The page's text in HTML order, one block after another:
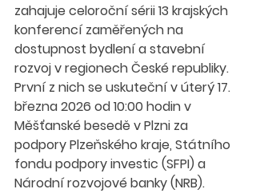
zahajuje celoroční sérii 13 krajských
konferencí zaměřených na
dostupnost bydlení a stavební
rozvoj v regionech České republiky.
První z nich se uskuteční v úterý 17.
března 2026 od 10:00 hodin v
Měšťanské besedě v Plzni za
podpory Plzeňského kraje, Státního
fondu podpory investic (SFPI) a
Národní rozvojové banky (NRB).